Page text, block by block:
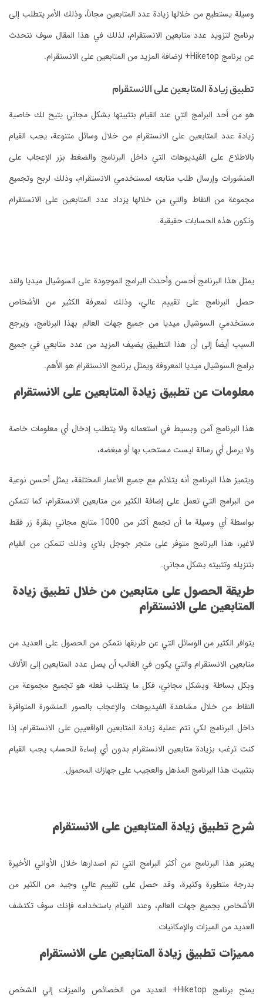
وسيلة يستطيع من خلالها زيادة عدد المتابعين مجاناً، وذلك الأمر يتطلب إلى
برنامج لتزويد عدد متابعين الانستقرام، لذلك في هذا المقال سوف نتحدث
عن برنامج Hiketop+ لإضافة المزيد من المتابعين على الانستقرام.
تطبيق زيادة المتابعين على الانستقرام
هو من أحد البرامج التي عند القيام بتثبيتها بشكل مجاني يتيح لك خاصية
زيادة عدد المتابعين على الانستقرام من خلال وسائل متنوعة، يجب القيام
بالاطلاع على الفيديوهات التي داخل البرنامج والضغط بزر الإعجاب على
المنشورات وإرسال طلب متابعه لمستخدمي الانستقرام، وذلك لربح وتجميع
مجموعة من النقاط والتي من خلالها يزداد عدد المتابعين على الانستقرام
وتكون هذه الحسابات حقيقية.
يمثل هذا البرنامج أحسن وأحدث البرامج الموجودة على السوشيال ميديا ولقد
حصل البرنامج على تقييم عالي، وذلك لمعرفة الكثير من الأشخاص
مستخدمي السوشيال ميديا من جميع جهات العالم بهذا البرنامج، ويرجع
السبب أيضاً إلى أن هذا التطبيق يضيف المزيد من عدد متابعي في جميع
برامج السوشيال ميديا المعروفة ويمثل برنامج الانستقرام هو الأهم.
معلومات عن تطبيق زيادة المتابعين على الانستقرام
هذا البرنامج آمن وبسيط في استعماله ولا يتطلب إدخال أي معلومات خاصة
ولا يرسل أي رسالة ليست مستحب بها أو مبغضه،
ويتميز هذا البرنامج أنه يتلائم مع جميع الأعمار المختلفة، يمثل أحسن نوعية
من البرامج التي تعمل على إضافة الكثير من متابعين الانستقرام، كما تتمكن
بواسطة أي وسيلة ما أن تجمع أكثر من 1000 متابع مجاني بنقرة زر فقط
لاغير، هذا البرنامج متوفر على متجر جوجل بلاي وذلك تتمكن من القيام
بتنزيله وتثبيته بشكل مجاني.
طريقة الحصول على متابعين من خلال تطبيق زيادة
المتابعين على الانستقرام
يتوافر الكثير من الوسائل التي عن طريقها نتمكن من الحصول على العديد من
متابعين الانستقرام والتي يكون في الغالب أن يصل عدد المتابعين إلى الألاف
وبكل بساطة وبشكل مجاني، فكل ما يتطلب فعله هو تجميع مجموعة من
النقاط من خلال مشاهدة الفيديوهات والإعجاب بالصور المنشورة المتوافرة
داخل البرنامج لكي تتم عملية زيادة المتابعين الواقعيين على الانستقرام، إذا
كنت ترغب بزيادة متابعين الانستقرام بدون أي إساءة للحساب يجب القيام
بتثبيت هذا البرنامج المذهل والعجيب على جهازك المحمول.
شرح تطبيق زيادة المتابعين على الانستقرام
يعتبر هذا البرنامج من أكثر البرامج التي تم اصدارها خلال الأواني الأخيرة
بدرجة متطورة وكثيرة، وقد حصل على تقييم عالي وجيد من الكثير من
الأشخاص بجميع جهات العالم، وعند القيام باستخدامه فإنك سوف تكتشف
العديد من الميزات والإمكانيات.
مميزات تطبيق زيادة المتابعين على الانستقرام
يمنح برنامج Hiketop+ العديد من الخصائص والميزات إلي الشخص